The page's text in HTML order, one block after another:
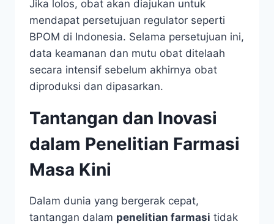
Jika lolos, obat akan diajukan untuk
mendapat persetujuan regulator seperti
BPOM di Indonesia. Selama persetujuan ini,
data keamanan dan mutu obat ditelaah
secara intensif sebelum akhirnya obat
diproduksi dan dipasarkan.
Tantangan dan Inovasi
dalam Penelitian Farmasi
Masa Kini
Dalam dunia yang bergerak cepat,
tantangan dalam penelitian farmasi tidak